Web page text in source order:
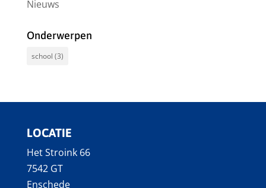
Nieuws
Onderwerpen
school (3)
LOCATIE
Het Stroink 66
7542 GT
Enschede